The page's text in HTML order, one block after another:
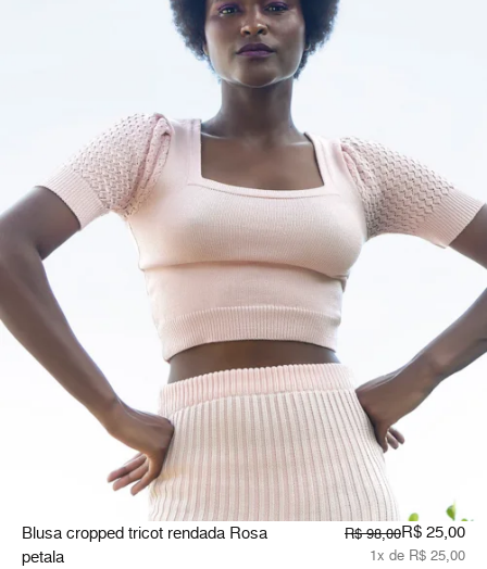
Blusa cropped tricot rendada Rosa
petala
R$ 98,00R$ 25,00
1x de R$ 25,00